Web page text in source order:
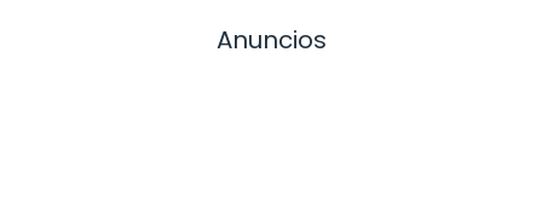
Anuncios